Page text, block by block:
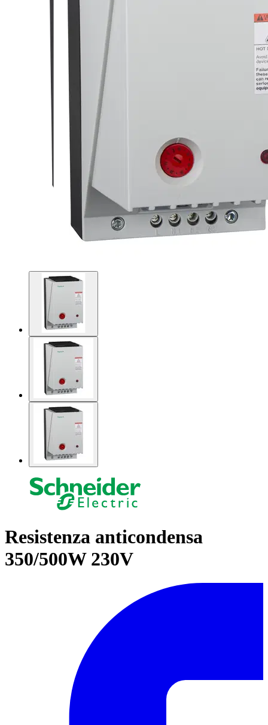
Resistenza anticondensa
350/500W 230V